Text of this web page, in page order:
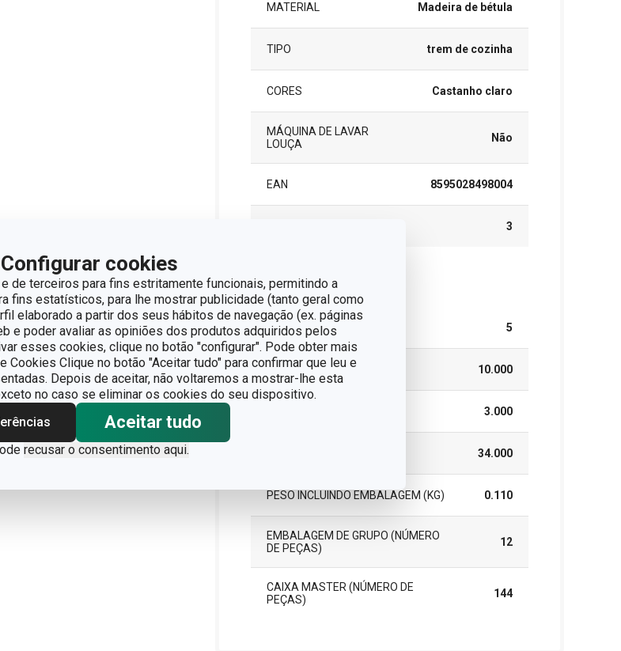
Configurar cookies
de terceiros para fins estritamente funcionais, permitindo a
fins estatísticos, para lhe mostrar publicidade (tanto geral como
elaborado a partir dos seus hábitos de navegação (ex. páginas
e poder avaliar as opiniões dos produtos adquiridos pelos
esses cookies, clique no botão "configurar". Pode obter mais
Cookies Clique no botão "Aceitar tudo" para confirmar que leu e
Depois de aceitar, não voltaremos a mostrar-lhe esta
no caso se eliminar os cookies do seu dispositivo.
Aceitar tudo
recusar o consentimento aqui.
MATERIAL Madeira de bétula
TIPO trem de cozinha
CORES Castanho claro
MÁQUINA DE LAVAR
LOUÇA
Não
EAN 8595028498004
3
Pacote
PEÇAS DO CONJUNTO 5
LARGURA (CM) 10.000
3.000
34.000
PESO INCLUINDO EMBALAGEM (KG) 0.110
EMBALAGEM DE GRUPO (NÚMERO
DE PEÇAS)
12
CAIXA MASTER (NÚMERO DE
PEÇAS)
144